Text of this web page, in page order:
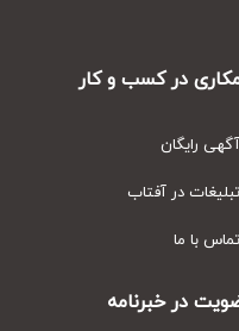
در کسب و کار
رایگان
در آفتاب
با ما
در خبرنامه